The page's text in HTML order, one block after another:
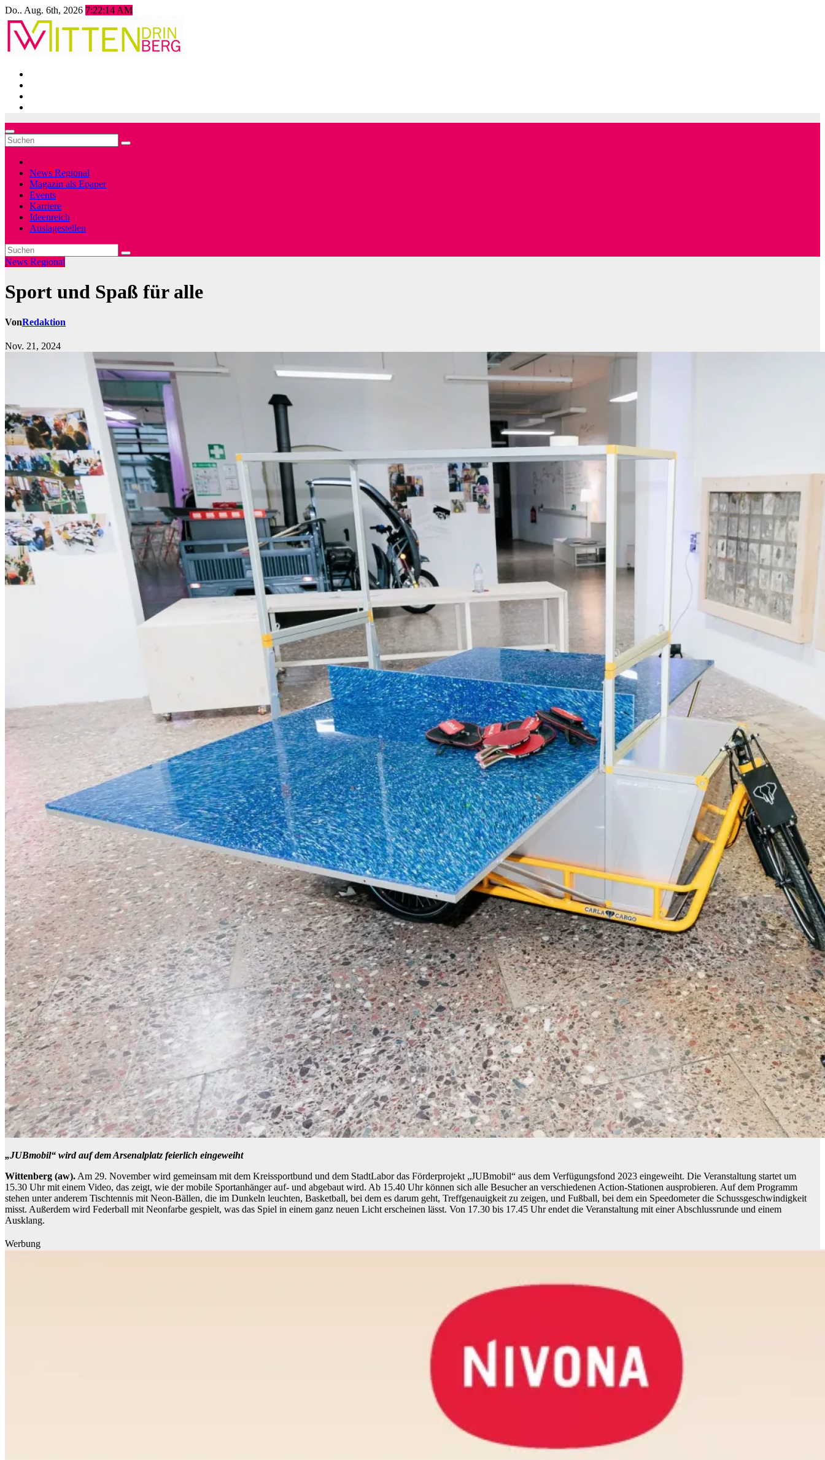
Zum
Inhalt
springen
Do.. Aug. 6th, 2026 7:22:17 AM
News Regional
Magazin als Epaper
Events
Karriere
Ideenreich
Auslagestellen
News Regional
Sport und Spaß für alle
VonRedaktion
Nov. 21, 2024
„JUBmobil“ wird auf dem Arsenalplatz feierlich eingeweiht
Wittenberg (aw). Am 29. November wird gemeinsam mit dem Kreissportbund und dem StadtLabor das Förderprojekt „JUBmobil“ aus dem Verfügungsfond 2023 eingeweiht. Die Veranstaltung startet um
15.30 Uhr mit einem Video, das zeigt, wie der mobile Sportanhänger auf- und abgebaut wird. Ab 15.40 Uhr können sich alle Besucher an verschiedenen Action-Stationen ausprobieren. Auf dem Programm
stehen unter anderem Tischtennis mit Neon-Bällen, die im Dunkeln leuchten, Basketball, bei dem es darum geht, Treffgenauigkeit zu zeigen, und Fußball, bei dem ein Speedometer die Schussgeschwindigkeit
misst. Außerdem wird Federball mit Neonfarbe gespielt, was das Spiel in einem ganz neuen Licht erscheinen lässt. Von 17.30 bis 17.45 Uhr endet die Veranstaltung mit einer Abschlussrunde und einem
Ausklang.
Werbung